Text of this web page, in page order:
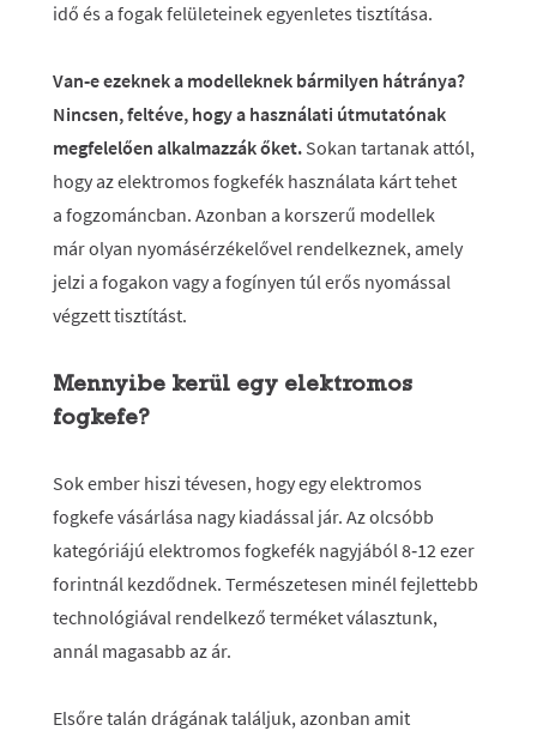
idő és a fogak felületeinek egyenletes tisztítása.
Van‑e ezeknek a modelleknek bármilyen hátránya?
Nincsen, feltéve, hogy a használati útmutatónak
megfelelően alkalmazzák őket. Sokan tartanak attól,
hogy az elektromos fogkefék használata kárt tehet
a fogzománcban. Azonban a korszerű modellek
már olyan nyomásérzékelővel rendelkeznek, amely
jelzi a fogakon vagy a fogínyen túl erős nyomással
végzett tisztítást.
Mennyibe kerül egy elektromos
fogkefe?
Sok ember hiszi tévesen, hogy egy elektromos
fogkefe vásárlása nagy kiadással jár. Az olcsóbb
kategóriájú elektromos fogkefék nagyjából 8‑12 ezer
forintnál kezdődnek. Természetesen minél fejlettebb
technológiával rendelkező terméket választunk,
annál magasabb az ár.
Elsőre talán drágának találjuk, azonban amit